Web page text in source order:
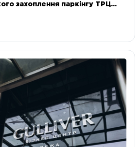
захоплення паркінгу ТРЦ